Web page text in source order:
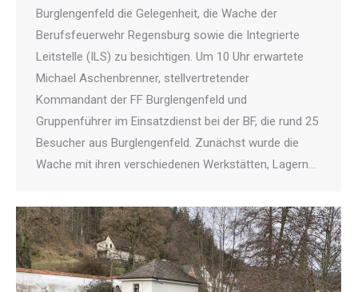
Burglengenfeld die Gelegenheit, die Wache der
Berufsfeuerwehr Regensburg sowie die Integrierte
Leitstelle (ILS) zu besichtigen. Um 10 Uhr erwartete
Michael Aschenbrenner, stellvertretender
Kommandant der FF Burglengenfeld und
Gruppenführer im Einsatzdienst bei der BF, die rund 25
Besucher aus Burglengenfeld. Zunächst wurde die
Wache mit ihren verschiedenen Werkstätten, Lagern…